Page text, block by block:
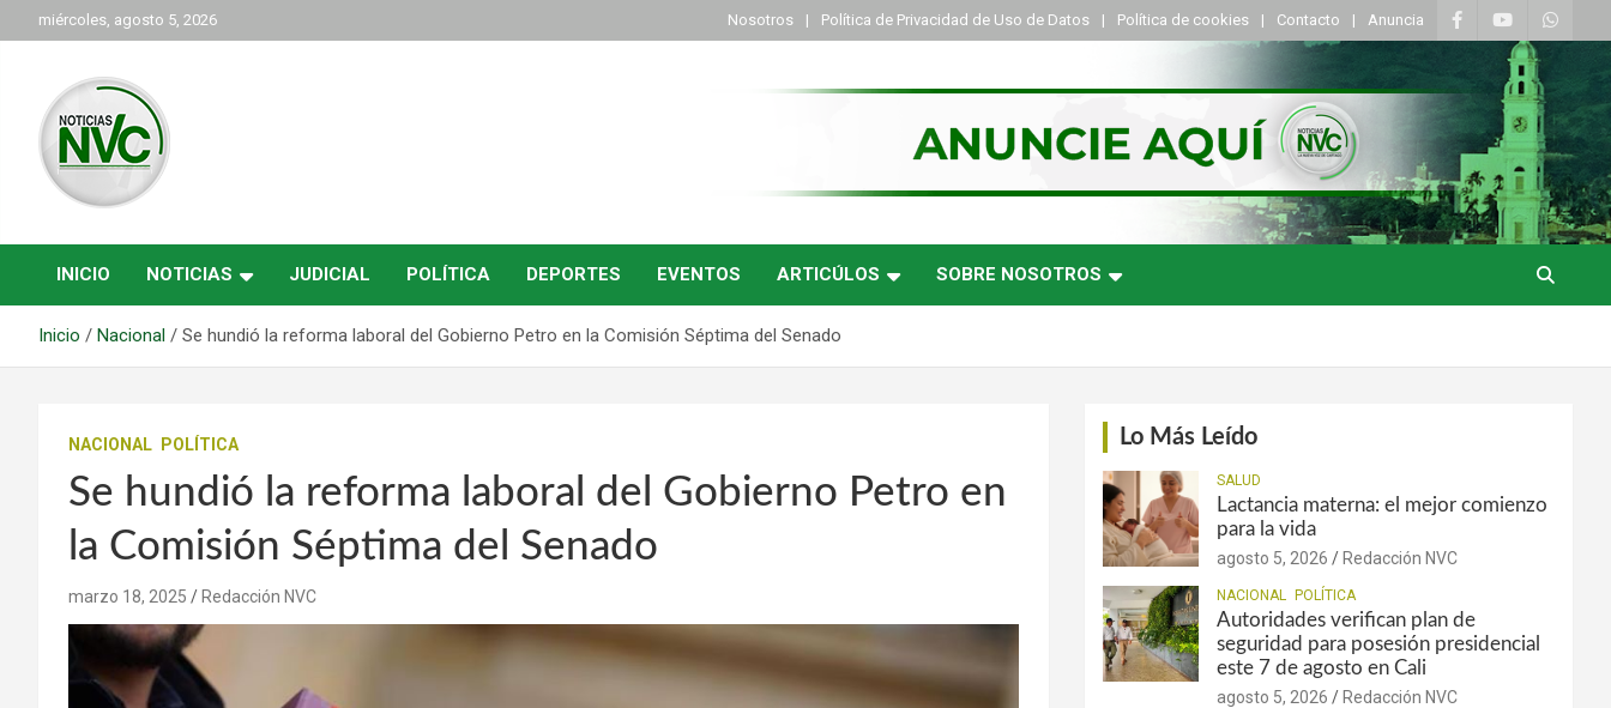
al
miércoles, agosto 5, 2026 Nosotros Política de Privacidad de Uso de Datos Política de cookies Contacto Anuncia
NVC Noticias
INICIO NOTICIAS JUDICIAL POLÍTICA DEPORTES EVENTOS ARTICÚLOS SOBRE NOSOTROS
Inicio Nacional Se hundió la reforma laboral del Gobierno Petro en la Comisión Séptima del Senado
NACIONAL POLÍTICA
Se hundió la reforma laboral del Gobierno Petro en
la Comisión Séptima del Senado
marzo 18, 2025 Redacción NVC
Lo Más Leído
SALUD
Lactancia materna: el mejor comienzo
para la vida
agosto 5, 2026 Redacción NVC
NACIONAL POLÍTICA
Autoridades verifican plan de
seguridad para posesión presidencial
este 7 de agosto en Cali
agosto 5, 2026 Redacción NVC